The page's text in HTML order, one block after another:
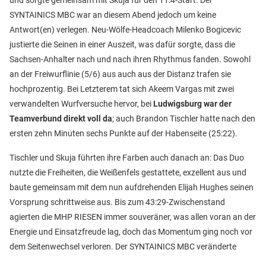
SYNTAINICS MBC war an diesem Abend jedoch um keine
Antwort(en) verlegen. Neu-Wölfe-Headcoach Milenko Bogicevic
justierte die Seinen in einer Auszeit, was dafür sorgte, dass die
Sachsen-Anhalter nach und nach ihren Rhythmus fanden. Sowohl
an der Freiwurflinie (5/6) aus auch aus der Distanz trafen sie
hochprozentig. Bei Letzterem tat sich Akeem Vargas mit zwei
verwandelten Wurfversuche hervor, bei Ludwigsburg war der
Teamverbund direkt voll da; auch Brandon Tischler hatte nach den
ersten zehn Minuten sechs Punkte auf der Habenseite (25:22).
Tischler und Skuja führten ihre Farben auch danach an: Das Duo
nutzte die Freiheiten, die Weißenfels gestattete, exzellent aus und
baute gemeinsam mit dem nun aufdrehenden Elijah Hughes seinen
Vorsprung schrittweise aus. Bis zum 43:29-Zwischenstand
agierten die MHP RIESEN immer souveräner, was allen voran an der
Energie und Einsatzfreude lag, doch das Momentum ging noch vor
dem Seitenwechsel verloren. Der SYNTAINICS MBC veränderte